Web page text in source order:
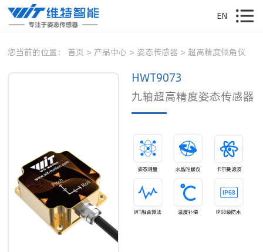
EN
您当前的位置： 首页 > 产品中心 > 姿态传感器 > 超高精度倾角仪
HWT9073
九轴超高精度姿态传感器